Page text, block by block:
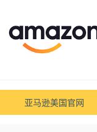
亚马逊美国官网